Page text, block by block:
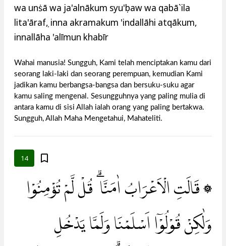
wa unṡā wa ja'alnākum syu'ụbaw wa qabā`ila
lita'ārafụ, inna akramakum 'indallāhi atqākum,
innallāha 'alīmun khabīr
Wahai manusia! Sungguh, Kami telah menciptakan kamu dari
seorang laki-laki dan seorang perempuan, kemudian Kami
jadikan kamu berbangsa-bangsa dan bersuku-suku agar
kamu saling mengenal. Sesungguhnya yang paling mulia di
antara kamu di sisi Allah ialah orang yang paling bertakwa.
Sungguh, Allah Maha Mengetahui, Mahateliti.
14
۞ قَالَتِ الْاَعْرَابُ اٰمَنَّا ۗ قُلْ لَّمْ تُؤْمِنُوْا
وَلٰكِنْ قُوْلُوْٓا اَسْلَمْنَا وَلَمَّا يَدْخُلِ